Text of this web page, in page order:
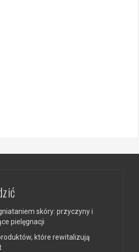
skóry: przyczyny i
pielęgnacji
które rewitalizują